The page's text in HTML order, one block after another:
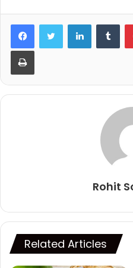
LinkedIn
Print
Rohit
Related Articles